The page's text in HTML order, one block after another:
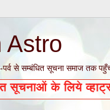
Astro
पर्व से सम्बंधित सूचना समाज तक
पर्व से संबंधित